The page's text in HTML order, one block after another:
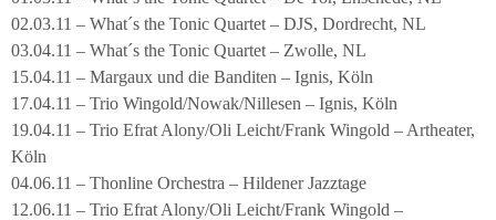
02.03.11 – What´s the Tonic Quartet – DJS, Dordrecht, NL
03.04.11 – What´s the Tonic Quartet – Zwolle, NL
15.04.11 – Margaux und die Banditen – Ignis, Köln
17.04.11 – Trio Wingold/Nowak/Nillesen – Ignis, Köln
19.04.11 – Trio Efrat Alony/Oli Leicht/Frank Wingold – Artheater,
Köln
04.06.11 – Thonline Orchestra – Hildener Jazztage
12.06.11 – Trio Efrat Alony/Oli Leicht/Frank Wingold –